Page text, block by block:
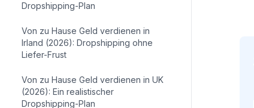
Dropshipping-Plan
Von zu Hause Geld verdienen in
Irland (2026): Dropshipping ohne
Liefer-Frust
Von zu Hause Geld verdienen in UK
(2026): Ein realistischer
Dropshipping-Plan